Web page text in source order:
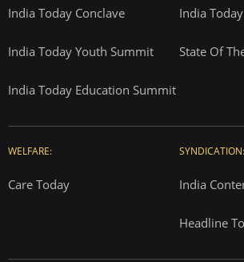
India Today Conclave India
India Today Youth Summit State Of
India Today Education Summit
WELFARE:
Care Today
SYNDICATION:
India
Headline